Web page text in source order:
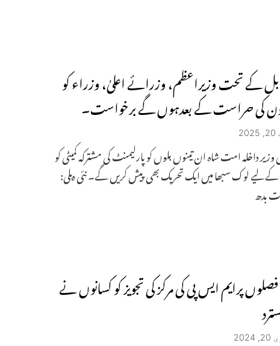
کے تحت وزیراعظم، وزرائے اعلیٰ، وزراء کو
داخلہ امت شاہ ان تینوں بلوں کو پارلیمنٹ کی مشترکہ کمیٹی کو
کے لیے لوک سبھا میں ایک تحریک بھی پیش کریں گے۔ نئی دہلی:
بدھ
پرایم ایس پی کی مرکز کی تجویز کو کسانوں نے